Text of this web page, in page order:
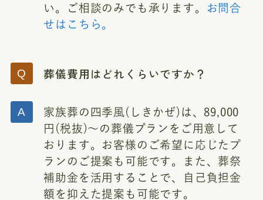
い。ご相談のみでも承ります。 お問合
せはこちら。
葬儀費用はどれくらいですか？
家族葬の四季風(しきかぜ)は、89,000
円(税抜)～の葬儀プランをご用意して
おります。お客様のご希望に応じたプ
ランのご提案も可能です。また、葬祭
補助金を活用することで、自己負担金
額を抑えた提案も可能です。